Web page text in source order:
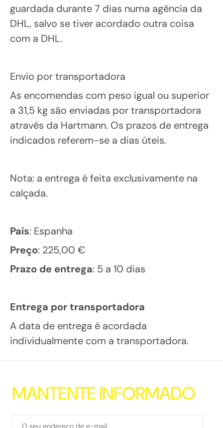
guardada durante 7 dias numa agência da
DHL, salvo se tiver acordado outra coisa
com a DHL.
Envio por transportadora
As encomendas com peso igual ou superior
a 31,5 kg são enviadas por transportadora
através da Hartmann. Os prazos de entrega
indicados referem-se a dias úteis.
Nota: a entrega é feita exclusivamente na
calçada.
País: Espanha
Preço: 225,00 €
Prazo de entrega: 5 a 10 dias
Entrega por transportadora
A data de entrega é acordada
individualmente com a transportadora.
MANTENTEINFORMADO
O seu endereço de e-mail